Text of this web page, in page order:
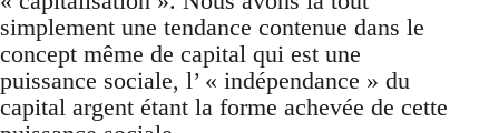
simplement une tendance contenue dans le
concept même de capital qui est une
puissance sociale, l’ « indépendance » du
capital argent étant la forme achevée de cette